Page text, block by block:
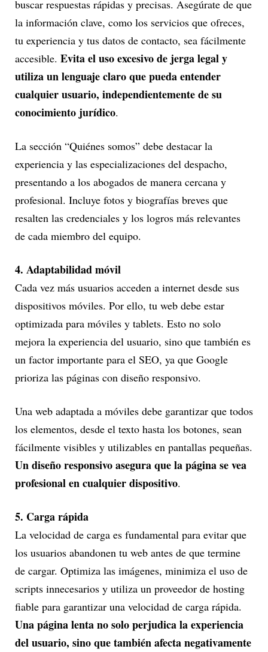
buscar respuestas rápidas y precisas. Asegúrate de que
la información clave, como los servicios que ofreces,
tu experiencia y tus datos de contacto, sea fácilmente
accesible. Evita el uso excesivo de jerga legal y
utiliza un lenguaje claro que pueda entender
cualquier usuario, independientemente de su
conocimiento jurídico.
La sección “Quiénes somos” debe destacar la
experiencia y las especializaciones del despacho,
presentando a los abogados de manera cercana y
profesional. Incluye fotos y biografías breves que
resalten las credenciales y los logros más relevantes
de cada miembro del equipo.
4. Adaptabilidad móvil
Cada vez más usuarios acceden a internet desde sus
dispositivos móviles. Por ello, tu web debe estar
optimizada para móviles y tablets. Esto no solo
mejora la experiencia del usuario, sino que también es
un factor importante para el SEO, ya que Google
prioriza las páginas con diseño responsivo.
Una web adaptada a móviles debe garantizar que todos
los elementos, desde el texto hasta los botones, sean
fácilmente visibles y utilizables en pantallas pequeñas.
Un diseño responsivo asegura que la página se vea
profesional en cualquier dispositivo.
5. Carga rápida
La velocidad de carga es fundamental para evitar que
los usuarios abandonen tu web antes de que termine
de cargar. Optimiza las imágenes, minimiza el uso de
scripts innecesarios y utiliza un proveedor de hosting
fiable para garantizar una velocidad de carga rápida.
Una página lenta no solo perjudica la experiencia
del usuario, sino que también afecta negativamente